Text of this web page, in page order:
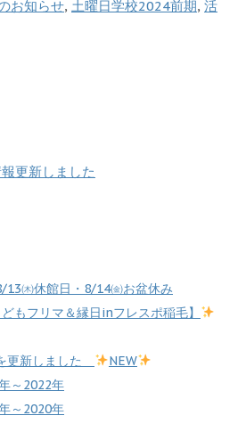
お知らせ, 土曜日学校2024前期, 活
更新しました
㈭休館日・8/14㈮お盆休み
もフリマ＆縁日inフレスポ稲毛】
更新しました
NEW
～2022年
～2020年